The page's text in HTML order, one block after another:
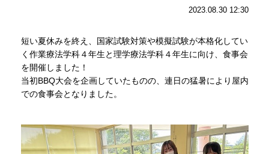
2023.08.30 12:30
​短い夏休みを終え、国家試験対策や模擬試験が本格化してい
く作業療法学科４年生と理学療法学科４年生に向け、食事会
を開催しました！
当初BBQ大会を企画していたものの、連日の猛暑により屋内
での食事会となりました。